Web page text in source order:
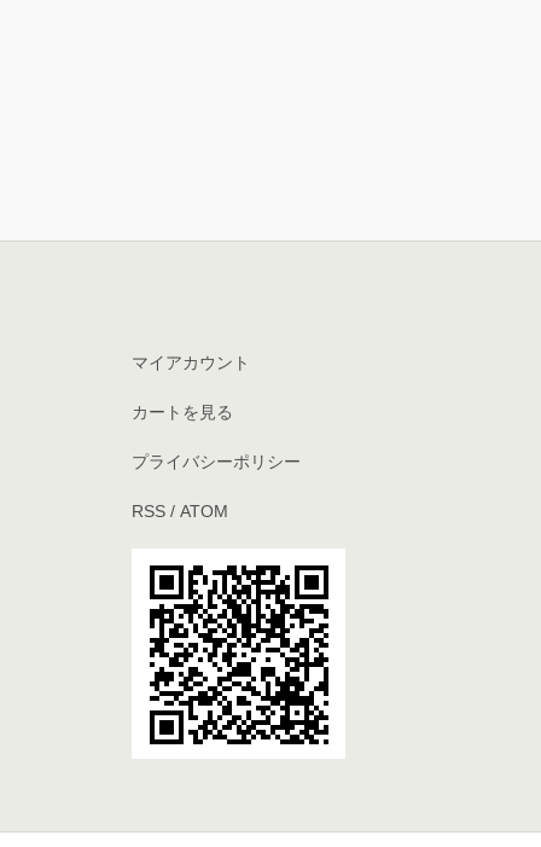
マイアカウント
カートを見る
プライバシーポリシー
RSS/ ATOM